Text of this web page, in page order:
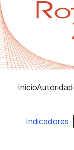
Inicio
Indicadores